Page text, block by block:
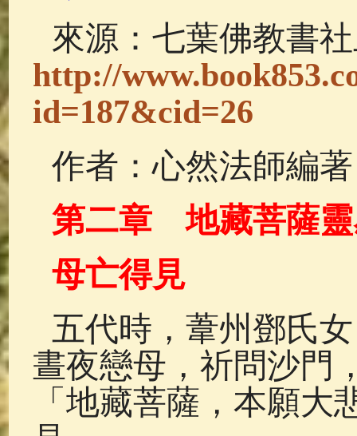
來源：七葉佛教書
http://
id=187&cid=26
作者：心然法師編著
第二章 地藏菩薩靈
母亡得見
五代時，葦州鄧氏
晝夜戀母，祈問沙門
「地藏菩薩，本願大